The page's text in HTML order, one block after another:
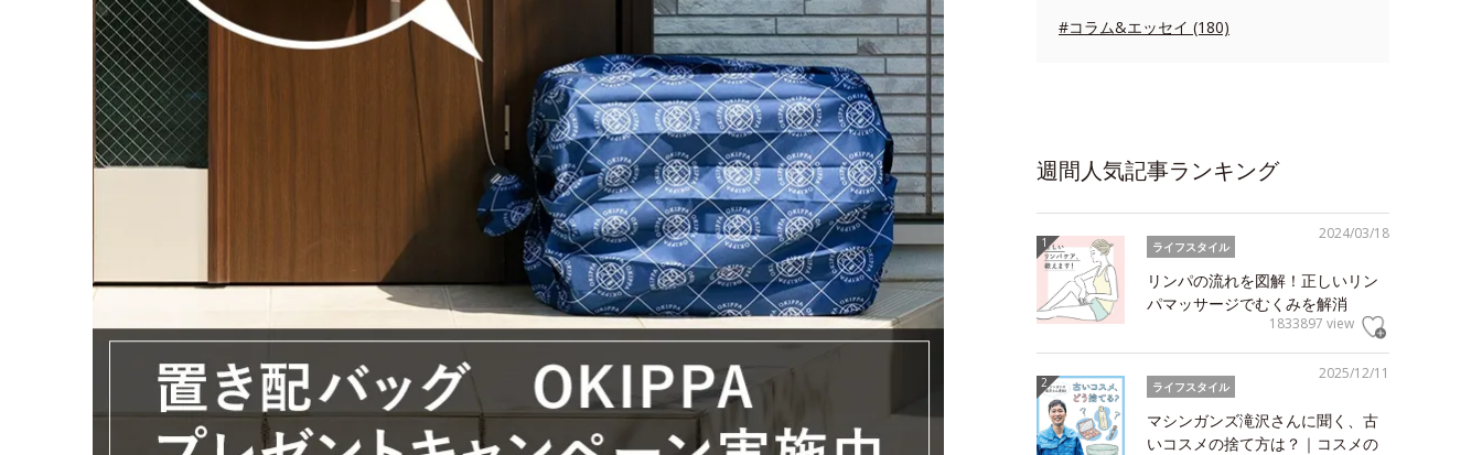
#コラム&エッセイ (180)
週間人気記事ランキング
2024/03/18
ライフスタイル
リンパの流れを図解！正しいリン
パマッサージでむくみを解消
1833897 view
2025/12/11
ライフスタイル
マシンガンズ滝沢さんに聞く、古
いコスメの捨て方は？｜コスメの